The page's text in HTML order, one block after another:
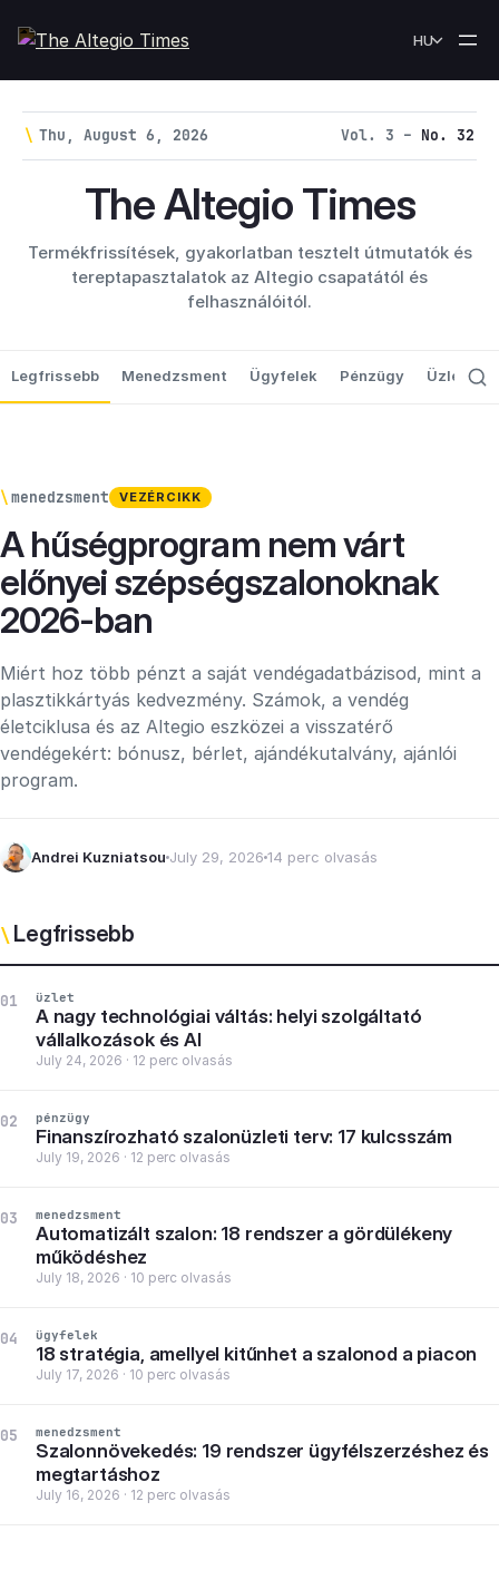
HU
\ Thu, August 6, 2026 Vol. 3 – No. 32
The Altegio Times
Termékfrissítések, gyakorlatban tesztelt útmutatók és
tereptapasztalatok az Altegio csapatától és
felhasználóitól.
Legfrissebb Menedzsment Ügyfelek Pénzügy Üzlet
\menedzsment VEZÉRCIKK
A hűségprogram nem várt
előnyei szépségszalonoknak
2026-ban
Miért hoz több pénzt a saját vendégadatbázisod, mint a
plasztikkártyás kedvezmény. Számok, a vendég
életciklusa és az Altegio eszközei a visszatérő
vendégekért: bónusz, bérlet, ajándékutalvány, ajánlói
program.
Andrei Kuzniatsou July 29, 2026 14 perc olvasás
\ Legfrissebb
01 üzlet
A nagy technológiai váltás: helyi szolgáltató
vállalkozások és AI
July 24, 2026 · 12 perc olvasás
02 pénzügy
Finanszírozható szalonüzleti terv: 17 kulcsszám
July 19, 2026 · 12 perc olvasás
03 menedzsment
Automatizált szalon: 18 rendszer a gördülékeny
működéshez
July 18, 2026 · 10 perc olvasás
04 ügyfelek
18 stratégia, amellyel kitűnhet a szalonod a piacon
July 17, 2026 · 10 perc olvasás
05 menedzsment
Szalonnövekedés: 19 rendszer ügyfélszerzéshez és
megtartáshoz
July 16, 2026 · 12 perc olvasás